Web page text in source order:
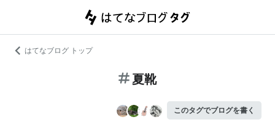
はてなブログ トップ
夏靴
このタグでブログを書く